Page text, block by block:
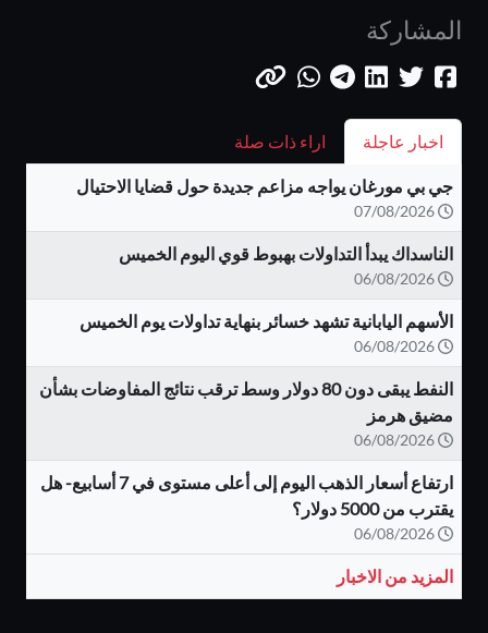
المشاركة
اخبار عاجلة اراء ذات صلة
جي بي مورغان يواجه مزاعم جديدة حول قضايا الاحتيال
الناسداك يبدأ التداولات بهبوط قوي اليوم الخميس
الأسهم اليابانية تشهد خسائر بنهاية تداولات يوم الخميس
النفط يبقى دون 80 دولار وسط ترقب نتائج المفاوضات بشأن
مضيق هرمز
ارتفاع أسعار الذهب اليوم إلى أعلى مستوى في 7 أسابيع- هل
يقترب من 5000 دولار؟
المزيد من الاخبار